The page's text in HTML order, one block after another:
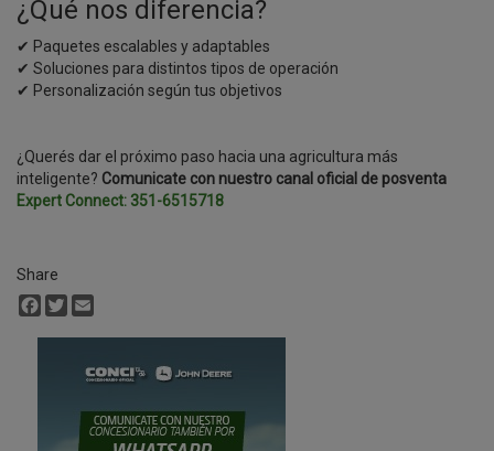
¿Qué nos diferencia?
✔ Paquetes escalables y adaptables
✔ Soluciones para distintos tipos de operación
✔ Personalización según tus objetivos
¿Querés dar el próximo paso hacia una agricultura más
inteligente? Comunicate con nuestro canal oficial de posventa
Expert Connect: 351-6515718
Share
Facebook
Twitter